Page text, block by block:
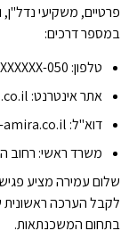
פרטיים, משקיעי
במספר דרכים:
טלפון: 050-XXXXXXX
אתר אינטרנט: www.shalom-amira.co.il
דוא"ל:
משרד ראשי: רחוב הברזל 3,
שלום עמירה מציע
לקבל הערכה ראשונית
בתחום המשכנתאות.